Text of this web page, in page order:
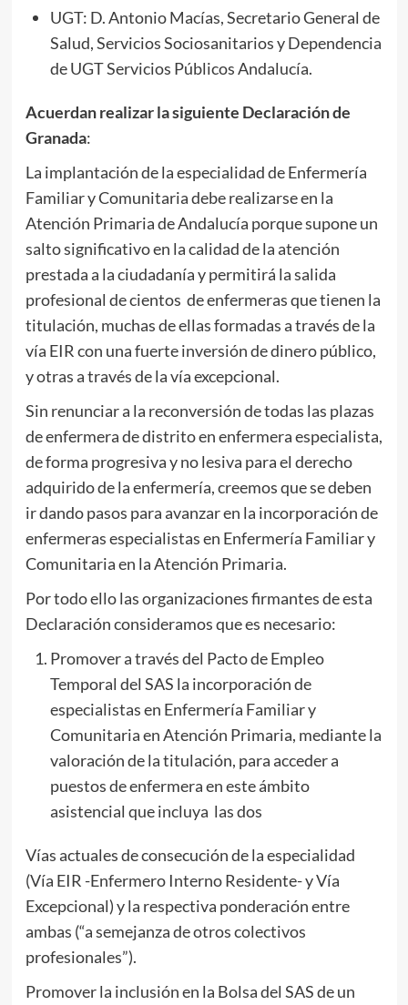
UGT: D. Antonio Macías, Secretario General de
Salud, Servicios Sociosanitarios y Dependencia
de UGT Servicios Públicos Andalucía.
Acuerdan realizar la siguiente Declaración de
Granada:
La implantación de la especialidad de Enfermería
Familiar y Comunitaria debe realizarse en la
Atención Primaria de Andalucía porque supone un
salto significativo en la calidad de la atención
prestada a la ciudadanía y permitirá la salida
profesional de cientos de enfermeras que tienen la
titulación, muchas de ellas formadas a través de la
vía EIR con una fuerte inversión de dinero público,
y otras a través de la vía excepcional.
Sin renunciar a la reconversión de todas las plazas
de enfermera de distrito en enfermera especialista,
de forma progresiva y no lesiva para el derecho
adquirido de la enfermería, creemos que se deben
ir dando pasos para avanzar en la incorporación de
enfermeras especialistas en Enfermería Familiar y
Comunitaria en la Atención Primaria.
Por todo ello las organizaciones firmantes de esta
Declaración consideramos que es necesario:
Promover a través del Pacto de Empleo
Temporal del SAS la incorporación de
especialistas en Enfermería Familiar y
Comunitaria en Atención Primaria, mediante la
valoración de la titulación, para acceder a
puestos de enfermera en este ámbito
asistencial que incluya las dos
Vías actuales de consecución de la especialidad
(Vía EIR -Enfermero Interno Residente- y Vía
Excepcional) y la respectiva ponderación entre
ambas (“a semejanza de otros colectivos
profesionales”).
Promover la inclusión en la Bolsa del SAS de un